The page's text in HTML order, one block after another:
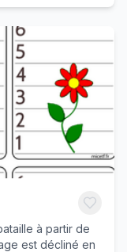
à partir de
est décliné en